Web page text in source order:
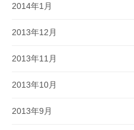
2014年1月
2013年12月
2013年11月
2013年10月
2013年9月